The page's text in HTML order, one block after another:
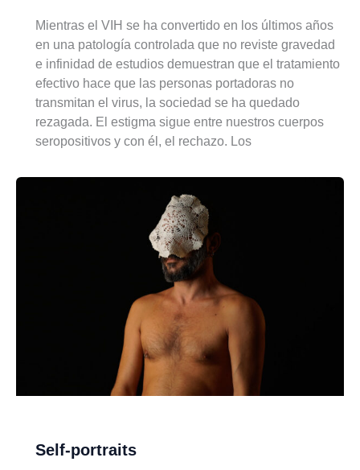
Mientras el VIH se ha convertido en los últimos años
en una patología controlada que no reviste gravedad
e infinidad de estudios demuestran que el tratamiento
efectivo hace que las personas portadoras no
transmitan el virus, la sociedad se ha quedado
rezagada. El estigma sigue entre nuestros cuerpos
seropositivos y con él, el rechazo. Los
Self-portraits